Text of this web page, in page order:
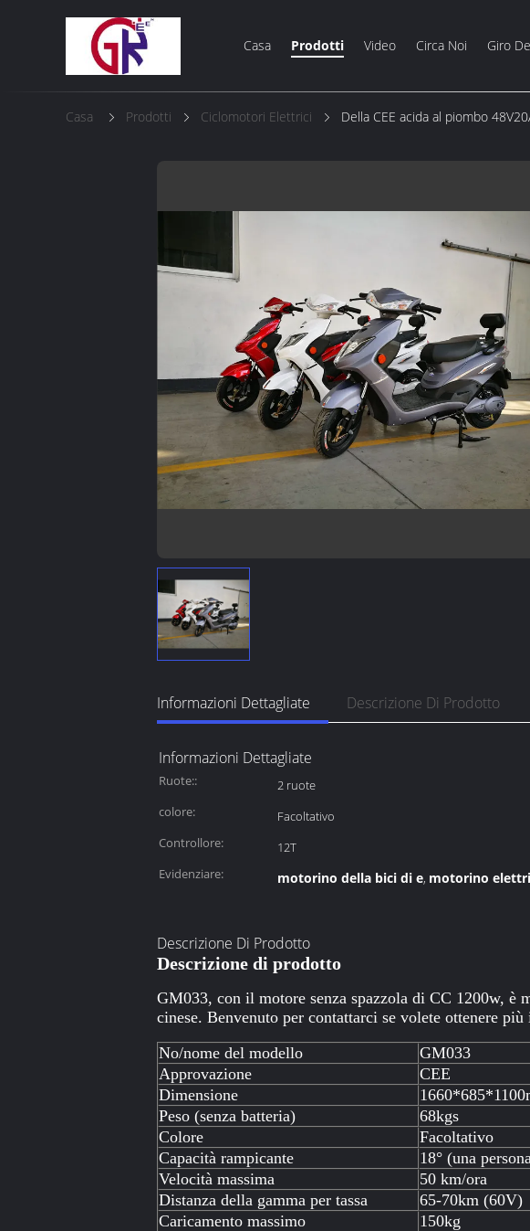
Casa Prodotti Video Circa Noi Giro
Casa Prodotti Ciclomotori Elettrici Della CEE acida al piombo
Informazioni Dettagliate Descrizione Di Prodotto
Informazioni Dettagliate
Ruote:: 2 ruote
colore:
Facoltativo
Controllore:
12T
Evidenziare:
motorino della bici di e, motorino
Descrizione Di Prodotto
Descrizione di prodotto
GM033, con il motore senza spazzola di CC 1200w, è
cinese. Benvenuto per contattarci se volete ottenere
No/nome del modello
GM033
Approvazione
CEE
Dimensione
Peso (senza batteria)
68kgs
Colore
Facoltativo
Capacità rampicante
18° (una
Velocità massima
50 km/ora
Distanza della gamma per tassa
65-70km (60V)
Caricamento massimo
150kg